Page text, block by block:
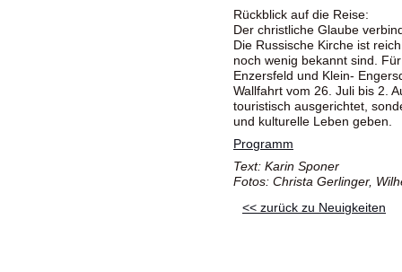
Rückblick auf die Reise:
Der christliche Glaube
Die Russische Kirche ist
noch wenig bekannt sind.
Enzersfeld und Klein-
Wallfahrt vom 26. Juli bis 2.
touristisch ausgerichtet,
und kulturelle Leben geben.
Programm
Text: Karin Sponer
Fotos: Christa Gerlinger,
<< zurück zu Neuigkeiten